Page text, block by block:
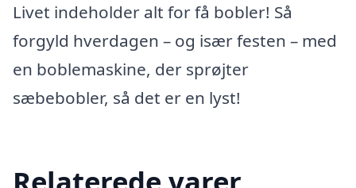
Livet indeholder alt for få bobler! Så
forgyld hverdagen – og især festen – med
en boblemaskine, der sprøjter
sæbebobler, så det er en lyst!